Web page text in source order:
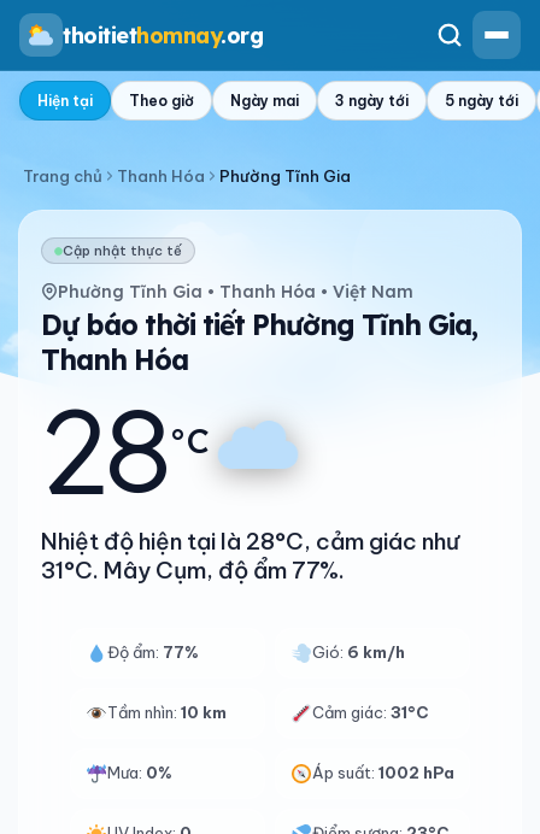
thoitiethomnay.org
Hiện tại Theo giờ Ngày mai 3 ngày tới 5 ngày tới
Trang chủ Thanh Hóa Phường Tĩnh Gia
Cập nhật thực tế
Phường Tĩnh Gia • Thanh Hóa • Việt Nam
Dự báo thời tiết Phường Tĩnh Gia,
Thanh Hóa
28°C
Nhiệt độ hiện tại là 28°C, cảm giác như
31°C. Mây Cụm, độ ẩm 77%.
Độ ẩm: 77% Gió: 6 km/h
Tầm nhìn: 10 km Cảm giác:31°C
Mưa: 0% Áp suất:1002 hPa